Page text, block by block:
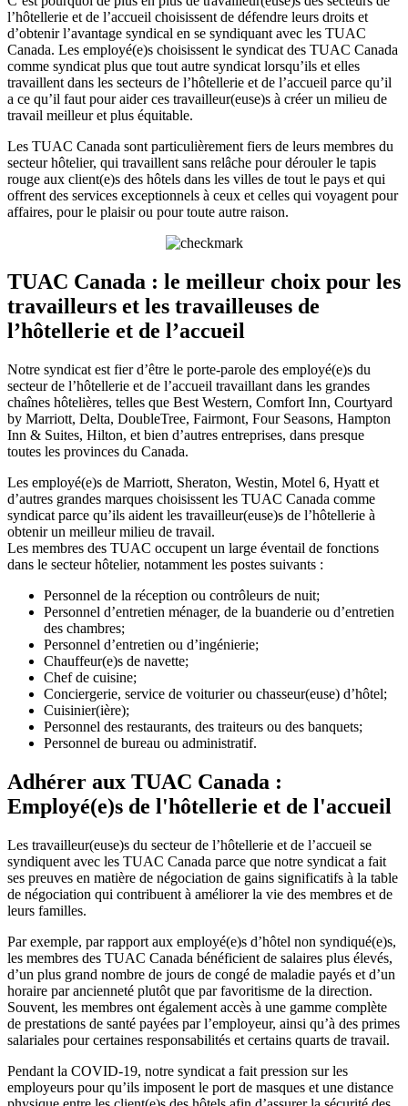
l’hôtellerie et de l’accueil choisissent de défendre leurs droits et
d’obtenir l’avantage syndical en se syndiquant avec les TUAC
Canada. Les employé(e)s choisissent le syndicat des TUAC Canada
comme syndicat plus que tout autre syndicat lorsqu’ils et elles
travaillent dans les secteurs de l’hôtellerie et de l’accueil parce qu’il
a ce qu’il faut pour aider ces travailleur(euse)s à créer un milieu de
travail meilleur et plus équitable.
Les TUAC Canada sont particulièrement fiers de leurs membres du
secteur hôtelier, qui travaillent sans relâche pour dérouler le tapis
rouge aux client(e)s des hôtels dans les villes de tout le pays et qui
offrent des services exceptionnels à ceux et celles qui voyagent pour
affaires, pour le plaisir ou pour toute autre raison.
TUAC Canada : le meilleur choix pour les
travailleurs et les travailleuses de
l’hôtellerie et de l’accueil
Notre syndicat est fier d’être le porte-parole des employé(e)s du
secteur de l’hôtellerie et de l’accueil travaillant dans les grandes
chaînes hôtelières, telles que Best Western, Comfort Inn, Courtyard
by Marriott, Delta, DoubleTree, Fairmont, Four Seasons, Hampton
Inn & Suites, Hilton, et bien d’autres entreprises, dans presque
toutes les provinces du Canada.
Les employé(e)s de Marriott, Sheraton, Westin, Motel 6, Hyatt et
d’autres grandes marques choisissent les TUAC Canada comme
syndicat parce qu’ils aident les travailleur(euse)s de l’hôtellerie à
obtenir un meilleur milieu de travail.
Les membres des TUAC occupent un large éventail de fonctions
dans le secteur hôtelier, notamment les postes suivants :
Personnel de la réception ou contrôleurs de nuit;
Personnel d’entretien ménager, de la buanderie ou d’entretien
des chambres;
Personnel d’entretien ou d’ingénierie;
Chauffeur(e)s de navette;
Chef de cuisine;
Conciergerie, service de voiturier ou chasseur(euse) d’hôtel;
Cuisinier(ière);
Personnel des restaurants, des traiteurs ou des banquets;
Personnel de bureau ou administratif.
Adhérer aux TUAC Canada :
Employé(e)s de l'hôtellerie et de l'accueil
Les travailleur(euse)s du secteur de l’hôtellerie et de l’accueil se
syndiquent avec les TUAC Canada parce que notre syndicat a fait
ses preuves en matière de négociation de gains significatifs à la table
de négociation qui contribuent à améliorer la vie des membres et de
leurs familles.
Par exemple, par rapport aux employé(e)s d’hôtel non syndiqué(e)s,
les membres des TUAC Canada bénéficient de salaires plus élevés,
d’un plus grand nombre de jours de congé de maladie payés et d’un
horaire par ancienneté plutôt que par favoritisme de la direction.
Souvent, les membres ont également accès à une gamme complète
de prestations de santé payées par l’employeur, ainsi qu’à des primes
salariales pour certaines responsabilités et certains quarts de travail.
Pendant la COVID‑19, notre syndicat a fait pression sur les
employeurs pour qu’ils imposent le port de masques et une distance